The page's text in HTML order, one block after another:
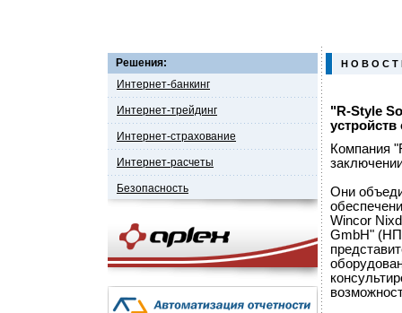
Решения:
Интернет-банкинг
Интернет-трейдинг
Интернет-страхование
Интернет-расчеты
Безопасность
Н О В О С Т
"R-Style
Компания
Они
Wincor
GmbH"